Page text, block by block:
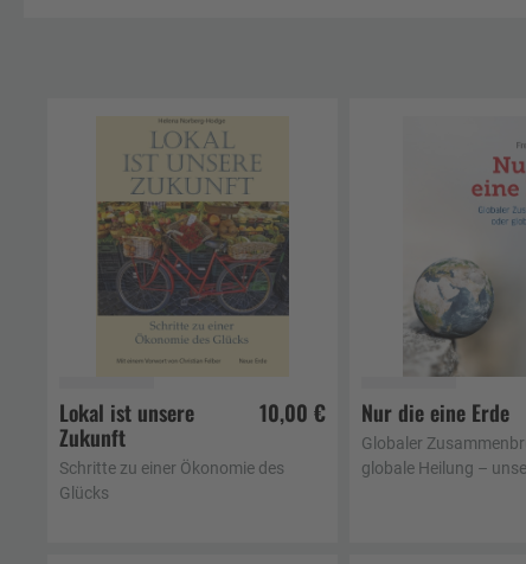
In den Warenkorb
Lokal ist unsere
Zukunft
10,00 €
Schritte zu einer Ökonomie des
Glücks
In den
Nur die eine Erde
Globaler
globale Heilung –